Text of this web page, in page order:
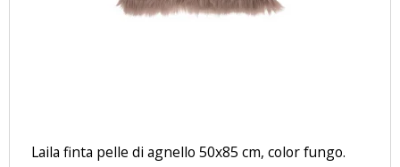
Laila finta pelle di agnello 50x85 cm, color fungo.